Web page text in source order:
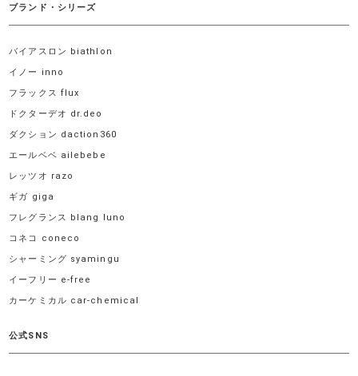
ブランド・シリーズ
バイアスロン biathlon
イノー inno
フラックス flux
ドクターデオ dr.deo
ダクション daction360
エールベベ ailebebe
レッツオ razo
ギガ giga
フレグランス blang luno
コネコ coneco
シャーミング syamingu
イーフリー e-free
カーケミカル car-chemical
公式SNS